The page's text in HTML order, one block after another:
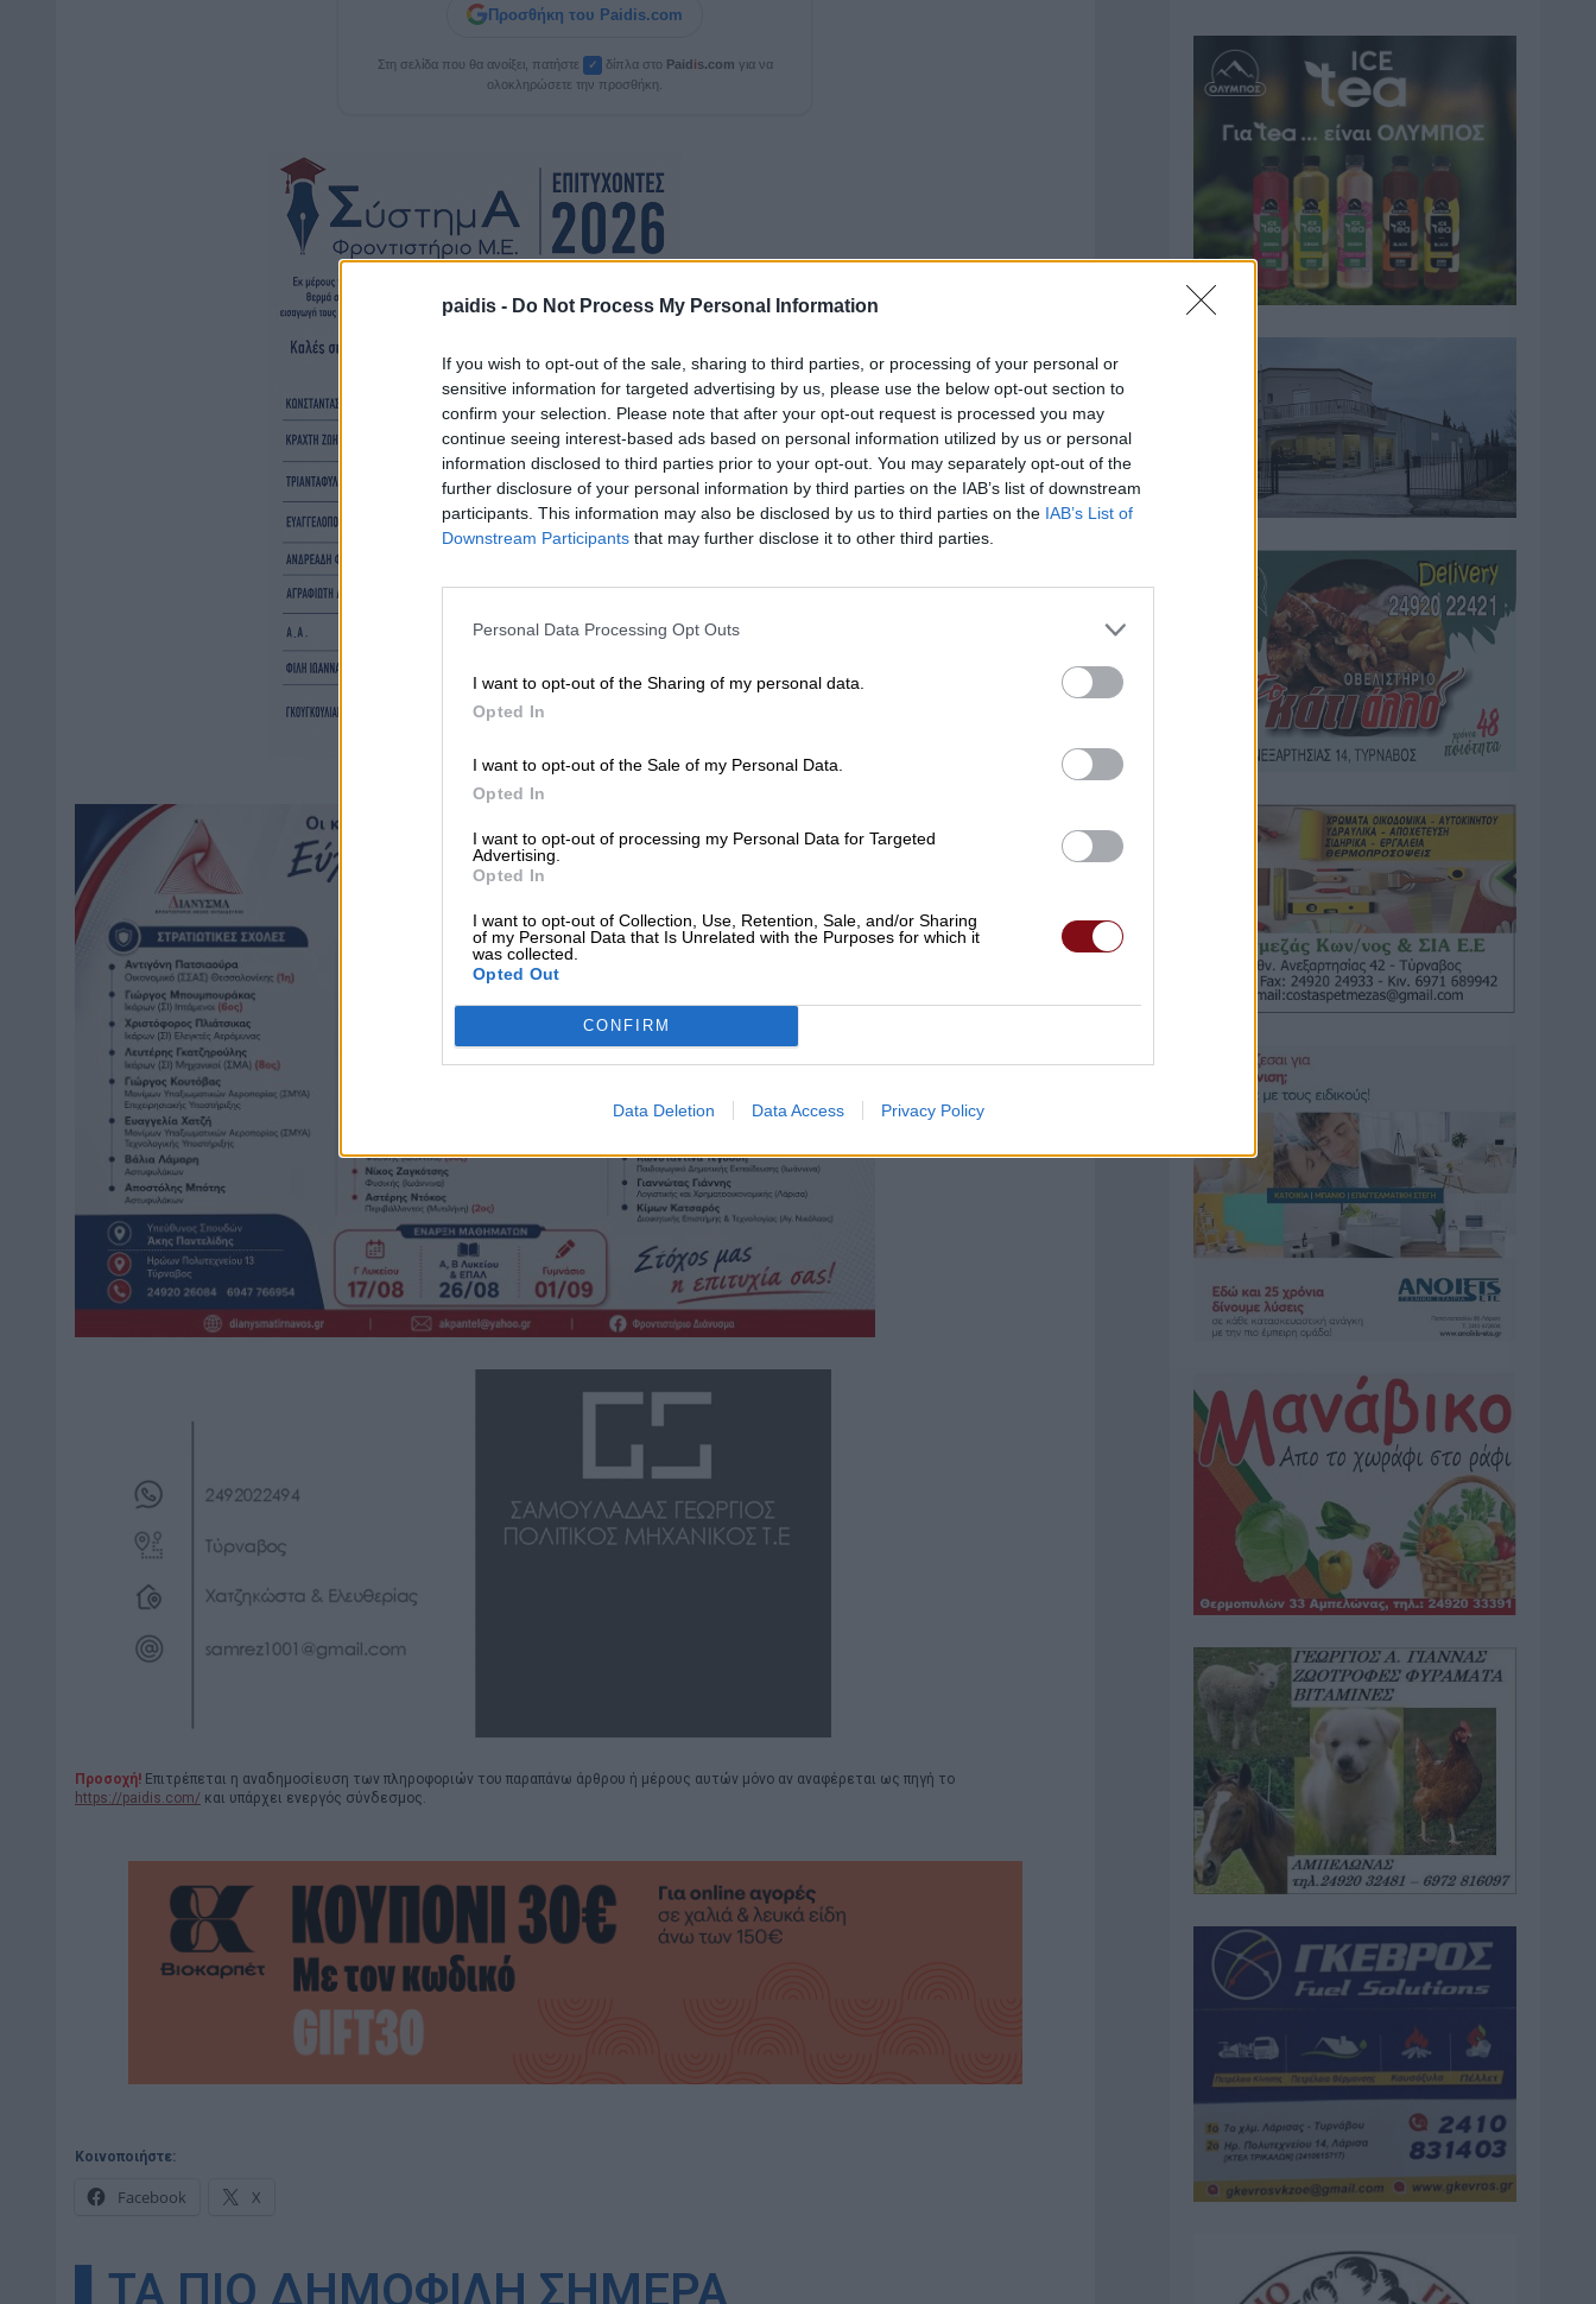
paidis - Do Not Process My Personal Information
If you wish to opt-out of the sale, sharing to third parties, or processing of your personal or
sensitive information for targeted advertising by us, please use the below opt-out section to
confirm your selection. Please note that after your opt-out request is processed you may
continue seeing interest-based ads based on personal information utilized by us or personal
information disclosed to third parties prior to your opt-out. You may separately opt-out of the
further disclosure of your personal information by third parties on the IAB’s list of downstream
participants. This information may also be disclosed by us to third parties on the IAB’s List of
Downstream Participants that may further disclose it to other third parties.
Personal Data Processing Opt Outs
I want to opt-out of the Sharing of my personal data.
Opted In
I want to opt-out of the Sale of my Personal Data.
Opted In
I want to opt-out of processing my Personal Data for Targeted
Advertising.
Opted In
I want to opt-out of Collection, Use, Retention, Sale, and/or Sharing
of my Personal Data that Is Unrelated with the Purposes for which it
was collected.
Opted Out
CONFIRM
Data Deletion Data Access Privacy Policy
Προσθήκη του Paidis.com
Στη σελίδα που θα ανοίξει, πατήστε ✓ δίπλα στο Paidis.com για να
ολοκληρώσετε την προσθήκη.
Προσοχή! Επιτρέπεται η αναδημοσίευση των πληροφοριών του παραπάνω άρθρου ή μέρους αυτών μόνο αν αναφέρεται ως πηγή το
https://paidis.com/ και υπάρχει ενεργός σύνδεσμος.
Κοινοποιήστε:
Facebook X
▌ΤΑ ΠΙΟ ΔΗΜΟΦΙΛΗ ΣΗΜΕΡΑ